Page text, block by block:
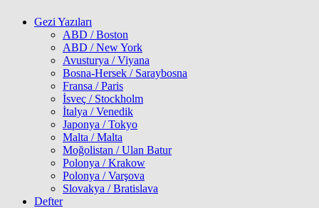
Gezi Yazıları
ABD / Boston
ABD / New York
Avusturya / Viyana
Bosna-Hersek / Saraybosna
Fransa / Paris
İsveç / Stockholm
İtalya / Venedik
Japonya / Tokyo
Malta / Malta
Moğolistan / Ulan Batur
Polonya / Krakow
Polonya / Varşova
Slovakya / Bratislava
Defter